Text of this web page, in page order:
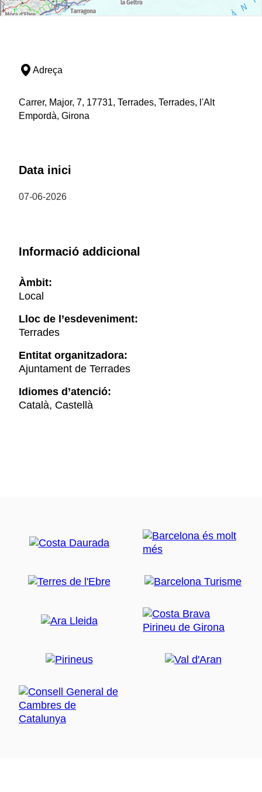
Adreça
Carrer, Major, 7, 17731, Terrades, Terrades, l'Alt
Empordà, Girona
Data inici
07-06-2026
Informació addicional
Àmbit:
Local
Lloc de l’esdeveniment:
Terrades
Entitat organitzadora:
Ajuntament de Terrades
Idiomes d’atenció:
Català, Castellà